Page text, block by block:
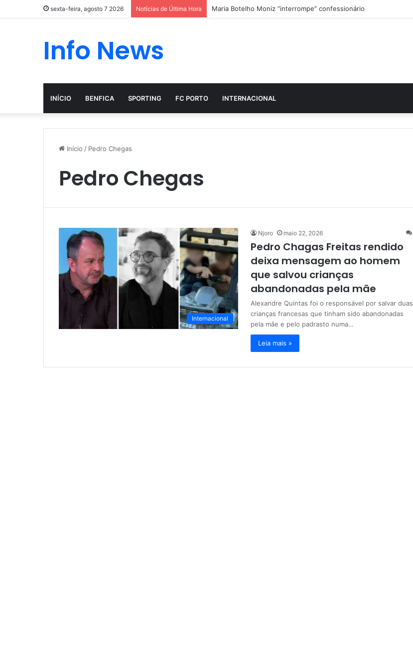
sexta-feira, agosto 7 2026 Notícias de Última Hora Maria Botelho Moniz “interrompe” confessionário
Info News
INÍCIO BENFICA SPORTING FC PORTO INTERNACIONAL
Início / Pedro Chegas
Pedro Chegas
Internacional
Njoro maio 22, 2026
Pedro Chagas Freitas rendido
deixa mensagem ao homem
que salvou crianças
abandonadas pela mãe
Alexandre Quintas foi o responsável por salvar duas
crianças francesas que tinham sido abandonadas
pela mãe e pelo padrasto numa…
Leia mais »